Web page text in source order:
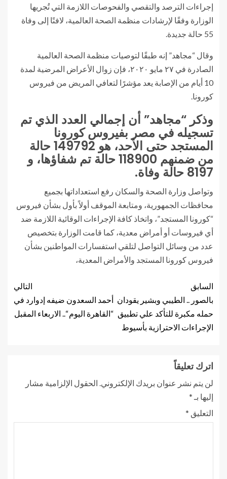
إجراءات الترصد والتقصي والفحوصات اللازمة التي تُجريها
الوزارة وفقًا لإرشادات منظمة الصحة العالمية، لافتًا إلى وفاة
55 حالة جديدة.
وقال “مجاهد” إنه طبقًا لتوصيات منظمة الصحة العالمية
الصادرة في ٢٧ مايو ٢٠٢٠، فإن زوال الأعراض المرضية لمدة
10 أيام من الإصابة يعد مؤشرًا لتعافي المريض من فيروس
كورونا.
وذكر “مجاهد” أن إجمالي العدد الذي تم
تسجيله في مصر بفيروس كورونا
المستجد حتى الأحد، هو 149792 حالة
من ضمنهم 118900 حالة تم شفاؤها، و
8197 حالة وفاة.
وتواصل وزارة الصحة والسكان رفع استعداداتها بجميع
محافظات الجمهورية، ومتابعة الموقف أولاً بأول بشأن فيروس
“كورونا المستجد”، واتخاذ كافة الإجراءات الوقائية اللازمة ضد
أي فيروسات أو أمراض معدية، كما قامت الوزارة بتخصيص
عدد من وسائل التواصل لتلقي استفسارات المواطنين بشأن
فيروس كورونا المستجد والأمراض المعدية،
السابق
بالصور .. الطيبي وبشير يقودان
حمله مكبرة للتأكد علي تطبيق
الإجراءات الاحترازية بأسيوط
التالي
أحمد السعدون ضيفه إدوارد في
“القاهرة اليوم “.. الاربعاء المقبل
اترك تعليقاً
لن يتم نشر عنوان بريدك الإلكتروني. الحقول الإلزامية مشار
إليها بـ *
التعليق *